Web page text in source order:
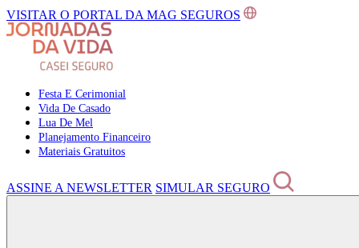
VISITAR O PORTAL DA MAG SEGUROS
Festa E Cerimonial
Vida De Casado
Lua De Mel
Planejamento Financeiro
Materiais Gratuitos
ASSINE A NEWSLETTER SIMULAR SEGURO